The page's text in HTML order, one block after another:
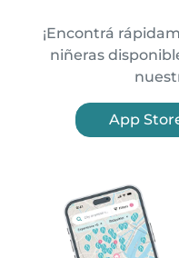
¡Encontrá
niñeras
App